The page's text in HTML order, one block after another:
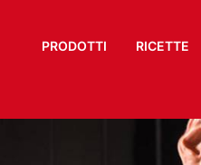
PRODOTTI RICETTE